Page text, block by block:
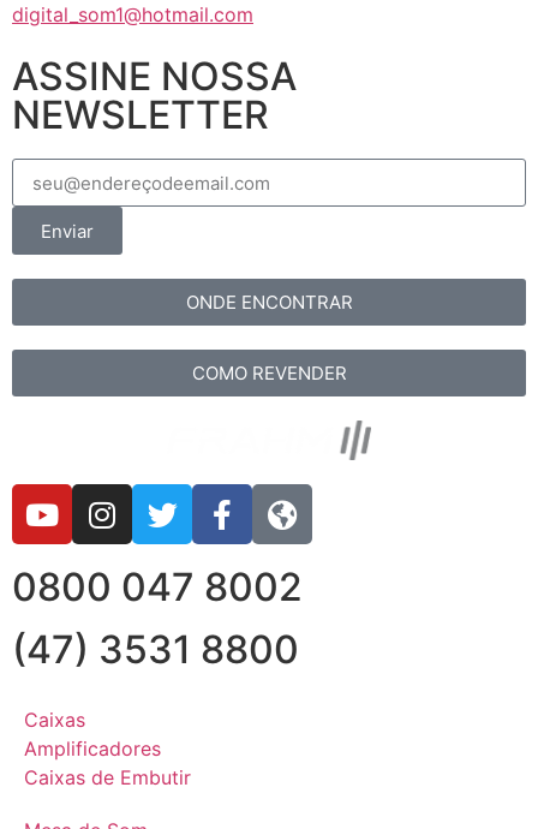
digital_som1@hotmail.com
ASSINE NOSSA
NEWSLETTER
Enviar
ONDE ENCONTRAR
COMO REVENDER
0800 047 8002
(47) 3531 8800
Caixas
Amplificadores
Caixas de Embutir